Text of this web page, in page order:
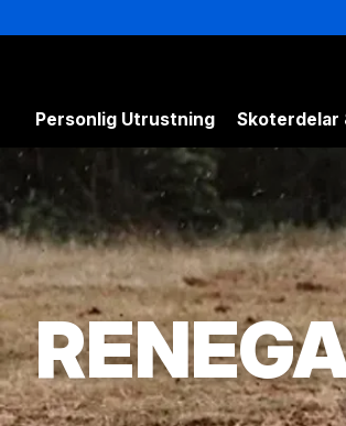
Personlig Utrustning Skoterdelar